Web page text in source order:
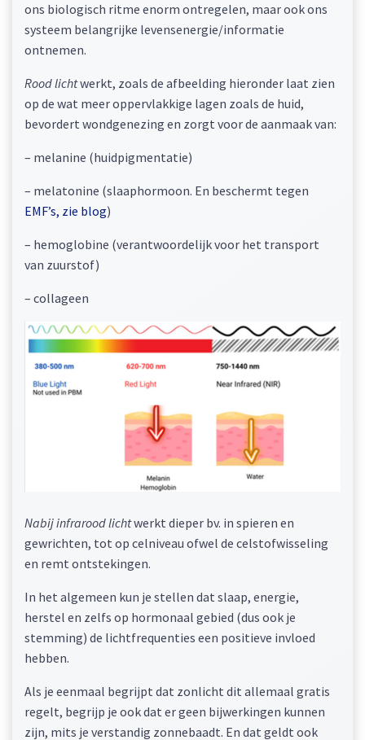
ons biologisch ritme enorm ontregelen, maar ook ons
systeem belangrijke levensenergie/informatie
ontnemen.
Rood lichtwerkt, zoals de afbeelding hieronder laat zien
op de wat meer oppervlakkige lagen zoals de huid,
bevordert wondgenezing en zorgt voor de aanmaak van:
– melanine (huidpigmentatie)
– melatonine (slaaphormoon. En beschermt tegen
EMF’s, zie blog)
– hemoglobine (verantwoordelijk voor het transport
van zuurstof)
– collageen
Nabij infrarood lichtwerkt dieper bv. in spieren en
gewrichten, tot op celniveau ofwel de celstofwisseling
en remt ontstekingen.
In het algemeen kun je stellen dat slaap, energie,
herstel en zelfs op hormonaal gebied (dus ook je
stemming) de lichtfrequenties een positieve invloed
hebben.
Als je eenmaal begrijpt dat zonlicht dit allemaal gratis
regelt, begrijp je ook dat er geen bijwerkingen kunnen
zijn, mits je verstandig zonnebaadt. En dat geldt ook